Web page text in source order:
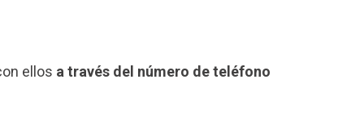
ellos a través del número de teléfono